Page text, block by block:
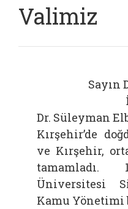
Valimiz
Sayın
Dr. Süleyman
Kırşehir’de
ve Kırşehir,
tamamladı.
Üniversitesi
Kamu Yönetimi